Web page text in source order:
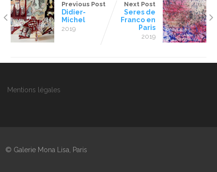
Previous Post
Didier-
Michel
2019
Next Post
Seres de
Franco en
Paris
2019
Mentions légales
© Galerie Mona Lisa, Paris